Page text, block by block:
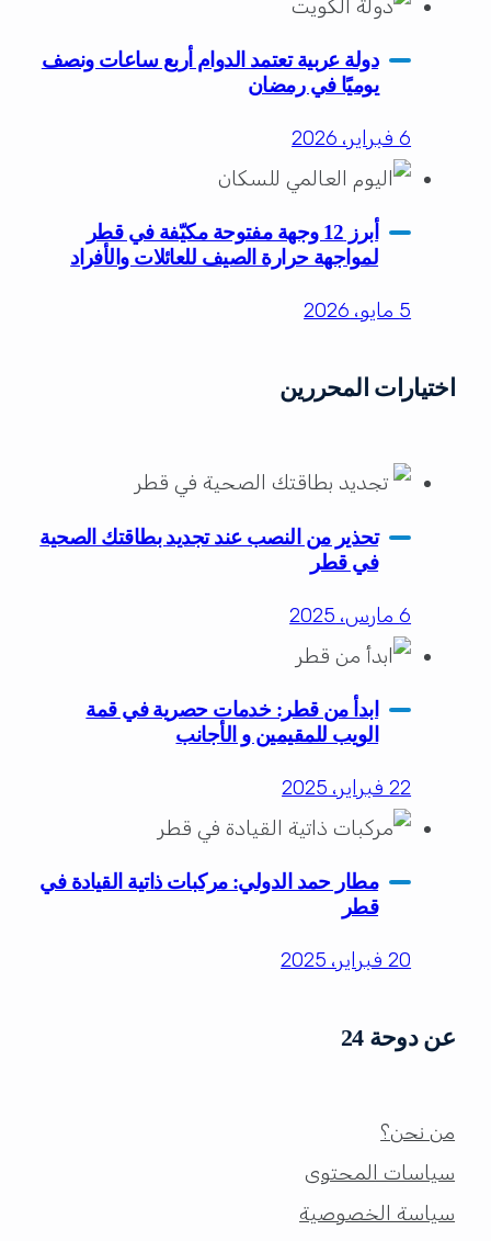
دولة عربية تعتمد الدوام أربع ساعات ونصف
يوميًا في رمضان
6 فبراير، 2026
أبرز 12 وجهة مفتوحة مكيّفة في قطر
لمواجهة حرارة الصيف للعائلات والأفراد
5 مايو، 2026
اختيارات المحررين
تحذير من النصب عند تجديد بطاقتك الصحية
في قطر
6 مارس، 2025
ابدأ من قطر: خدمات حصرية في قمة
الويب للمقيمين و الأجانب
22 فبراير، 2025
مطار حمد الدولي: مركبات ذاتية القيادة في
قطر
20 فبراير، 2025
عن دوحة 24
من نحن؟
سياسات المحتوى
سياسة الخصوصية